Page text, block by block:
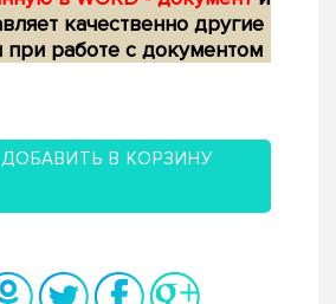
качественно другие
при работе с документом
ДОБАВИТЬ В КОРЗИНУ